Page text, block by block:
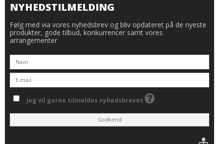
NYHEDSTILMELDING
Følg med via vores nyhedsbrev og bliv opdateret på de nyeste
produkter, gode tilbud, konkurrencer samt vores
arrangementer
Jeg vil gerne tilmeldes nyhedsbrevet
Godkend